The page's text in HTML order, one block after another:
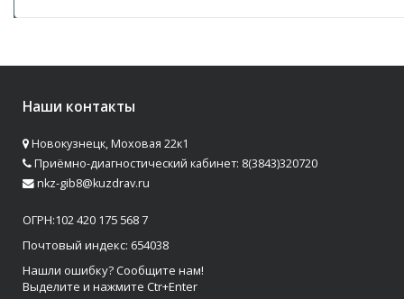
Наши контакты
Новокузнецк, Моховая 22к1
Приёмно-диагностический кабинет: 8(3843)320720
nkz-gib8@kuzdrav.ru
ОГРН:102 420 175 568 7
Почтовый индекс: 654038
Нашли ошибку? Сообщите нам!
Выделите и нажмите Ctr+Enter